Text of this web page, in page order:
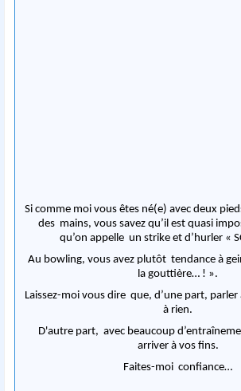
Si comme moi vous êtes né(e) avec deux
des mains, vous savez qu’il est quasi
qu’on appelle un strike et d’hurler «
Au bowling, vous avez plutôt tendance à
la gouttière… ! ».
Laissez-moi vous dire que, d’une part, parler
à rien.
D'autre part, avec beaucoup
arriver à vos fins.
Faites-moi confiance…